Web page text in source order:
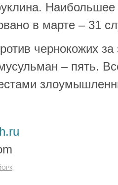
в марте – 31
чернокожих
– пять.